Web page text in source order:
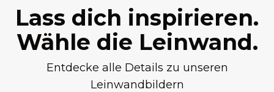
Lass dich inspirieren.
Wähle die Leinwand.
Entdecke alle Details zu unseren
Leinwandbildern